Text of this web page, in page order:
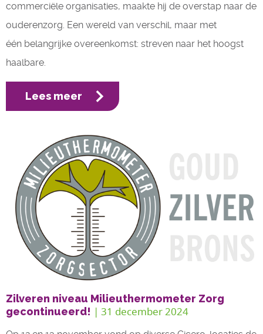
commerciële organisaties, maakte hij de overstap naar de
ouderenzorg. Een wereld van verschil, maar met
één belangrijke overeenkomst: streven naar het hoogst
haalbare.
Lees meer
Zilveren niveau Milieuthermometer Zorg
gecontinueerd! | 31 december 2024